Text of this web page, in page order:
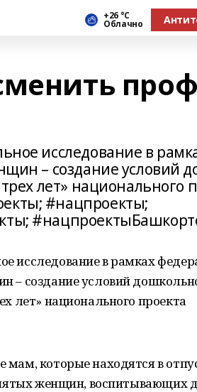
+26 °С
Облачно
исследование в
– создание условий
лет» национального
#нацпроекты;
исследование в рамках
– создание условий
лет» национального проекта
которые находятся в
женщин, воспитывающих